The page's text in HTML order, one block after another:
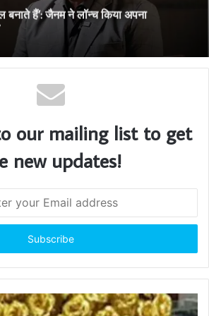
हैं’: जैनम ने लॉन्च किया अपना
our mailing list to get
new updates!